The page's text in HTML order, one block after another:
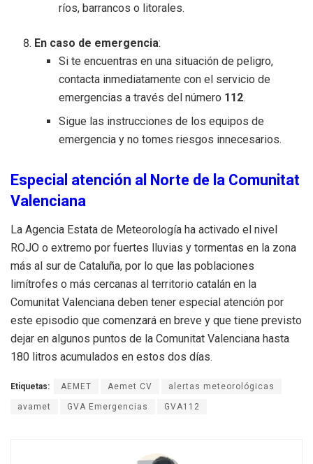
ríos, barrancos o litorales.
En caso de emergencia:
Si te encuentras en una situación de peligro,
contacta inmediatamente con el servicio de
emergencias a través del número 112.
Sigue las instrucciones de los equipos de
emergencia y no tomes riesgos innecesarios.
Especial atención al Norte de la Comunitat
Valenciana
La Agencia Estata de Meteorología ha activado el nivel
ROJO o extremo por fuertes lluvias y tormentas en la zona
más al sur de Cataluña, por lo que las poblaciones
limítrofes o más cercanas al territorio catalán en la
Comunitat Valenciana deben tener especial atención por
este episodio que comenzará en breve y que tiene previsto
dejar en algunos puntos de la Comunitat Valenciana hasta
180 litros acumulados en estos dos días.
Etiquetas: AEMET Aemet CV alertas meteorológicas
avamet GVA Emergencias GVA112